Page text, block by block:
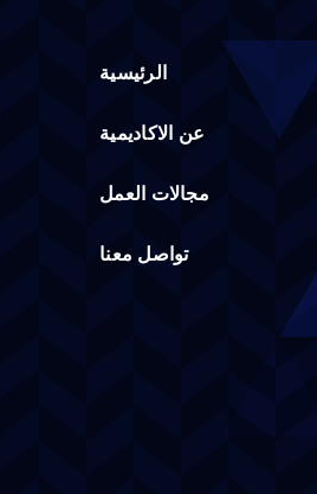
الرئيسية
عن الاكاديمية
مجالات العمل
تواصل معنا